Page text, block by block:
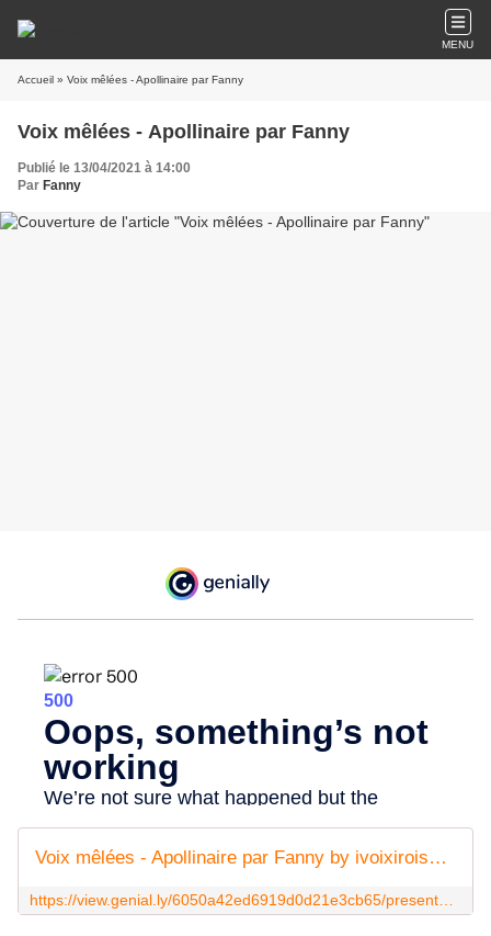
MENU
Accueil » Voix mêlées - Apollinaire par Fanny
Voix mêlées - Apollinaire par Fanny
Publié le 13/04/2021 à 14:00
Par Fanny
Voix mêlées - Apollinaire par Fanny by ivoixiroise+20202021 on Genially